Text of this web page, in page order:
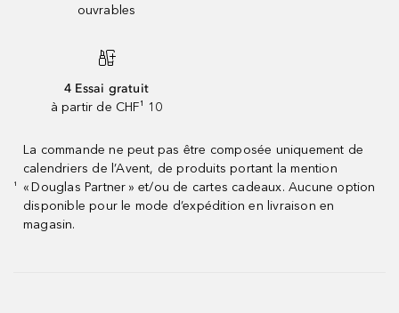
ouvrables
4 Essai gratuit
à partir de CHF¹ 10
¹
La commande ne peut pas être composée uniquement de
calendriers de l’Avent, de produits portant la mention
« Douglas Partner » et/ou de cartes cadeaux. Aucune option
disponible pour le mode d’expédition en livraison en
magasin.